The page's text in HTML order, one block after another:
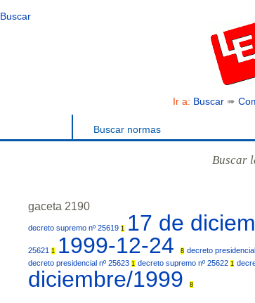
Buscar
Ir a: Buscar➠
Buscar normas
Buscar
gaceta 2190
decreto supremo nº 25619 1 17 de
25621 1 1999-12-24 8 decreto
decreto presidencial nº 25623 1 decreto supremo nº 25622 1
diciembre/1999 8